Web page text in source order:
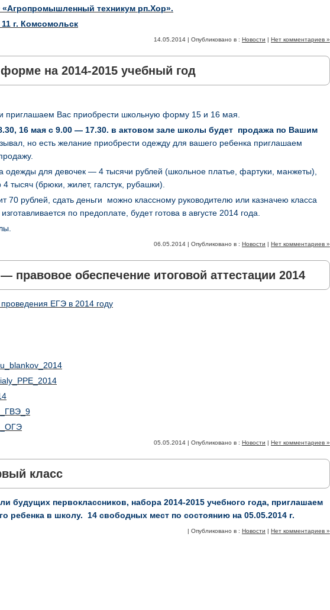
техникум рп.Хор».
г. Комсомольск
14.05.2014 | Опубликовано в : Новости | Нет комментариев »
на 2014-2015 учебный год
приглашаем Вас приобрести школьную форму 15 и 16 мая.
16 мая с 9.00 — 17.30. в актовом зале школы будет продажа по Вашим
но есть желание приобрести одежду для вашего ребенка приглашаем
одежды для девочек — 4 тысячи рублей (школьное платье, фартуки, манжеты),
тысяч (брюки, жилет, галстук, рубашки).
70 рублей, сдать деньги можно классному руководителю или казначею класса
по предоплате, будет готова в августе 2014 года.
06.05.2014 | Опубликовано в : Новости | Нет комментариев »
правовое обеспечение итоговой аттестации 2014
ЕГЭ в 2014 году
05.05.2014 | Опубликовано в : Новости | Нет комментариев »
класс
будущих первоклассников, набора 2014-2015 учебного года, приглашаем
ребенка в школу. 14 свободных мест по состоянию на 05.05.2014 г.
| Опубликовано в : Новости | Нет комментариев »